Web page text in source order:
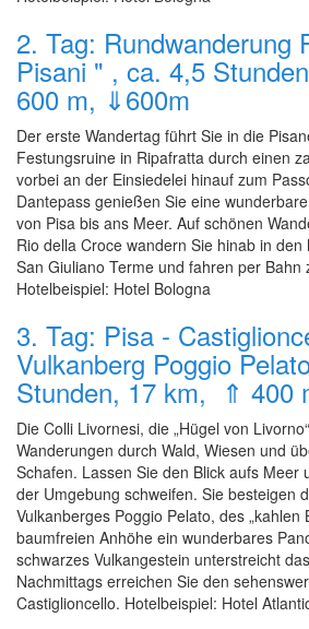
2. Tag: Rundwanderung
Pisani " , ca. 4,5
600 m, ⇓600m
Der erste Wandertag führt Sie in die
Festungsruine in Ripafratta durch einen
vorbei an der Einsiedelei hinauf zum
Dantepass genießen Sie eine
von Pisa bis ans Meer. Auf schönen
Rio della Croce wandern Sie hinab in
San Giuliano Terme und fahren per Bahn
Hotelbeispiel: Hotel Bologna
3. Tag: Pisa -
Vulkanberg Poggio
Stunden, 17 km, ⇑
Die Colli Livornesi, die „Hügel von
Wanderungen durch Wald, Wiesen und
Schafen. Lassen Sie den Blick aufs Meer
der Umgebung schweifen. Sie besteigen
Vulkanberges Poggio Pelato, des „kahlen
baumfreien Anhöhe ein wunderbares
schwarzes Vulkangestein unterstreicht
Nachmittags erreichen Sie den
Castiglioncello. Hotelbeispiel: Hotel